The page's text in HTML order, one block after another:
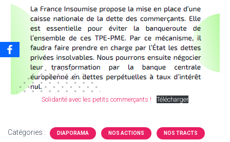
Solidarité avec les petits commerçants ! Télécharger
Catégories : DIAPORAMA NOS ACTIONS NOS TRACTS